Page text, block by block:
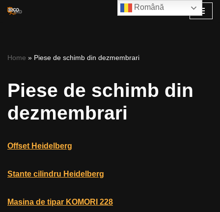
content
Home » Piese de schimb din dezmembrari
Piese de schimb din
dezmembrari
Offset Heidelberg
Stante cilindru Heidelberg
Masina de tipar KOMORI 228
Română